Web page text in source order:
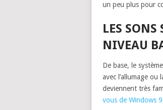
un peu plus pour
LES SONS
NIVEAU
De base, le
avec l’allumage
deviennent très
vous de Windows